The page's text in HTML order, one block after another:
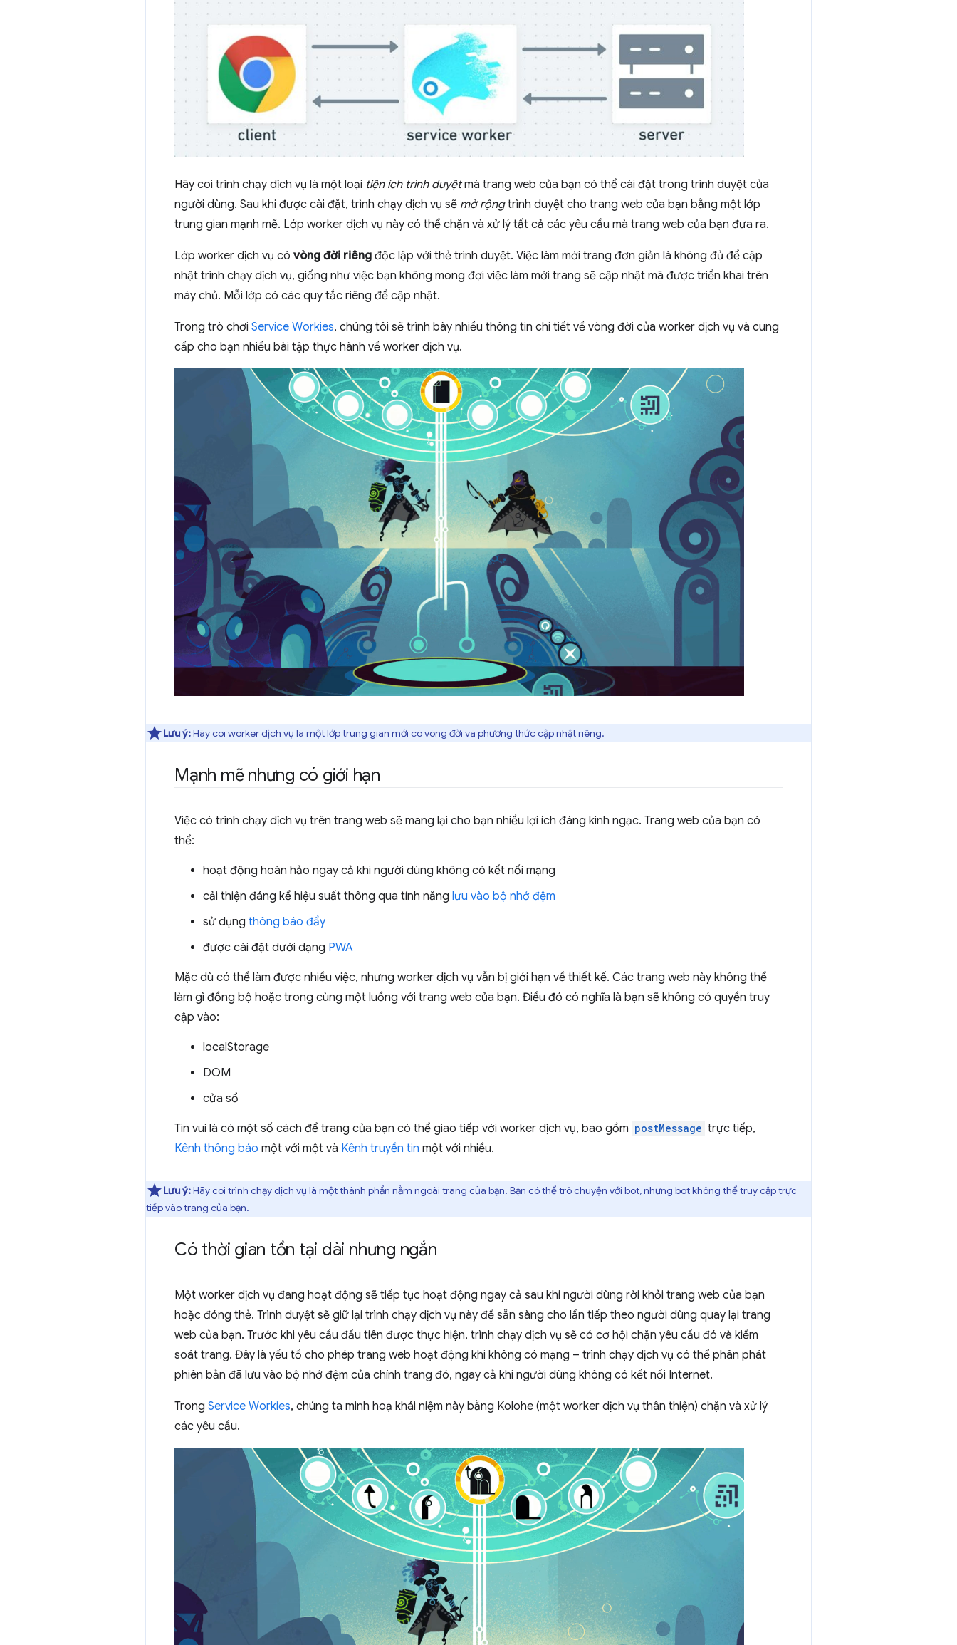
Hãy coi trình chạy dịch vụ là một loại tiện ích trình duyệtmà trang web của bạn có thể cài đặt trong trình duyệt của
người dùng. Sau khi được cài đặt, trình chạy dịch vụ sẽ mở rộngtrình duyệt cho trang web của bạn bằng một lớp
trung gian mạnh mẽ. Lớp worker dịch vụ này có thể chặn và xử lý tất cả các yêu cầu mà trang web của bạn đưa ra.
Lớp worker dịch vụ có vòng đời riêng độc lập với thẻ trình duyệt. Việc làm mới trang đơn giản là không đủ để cập
nhật trình chạy dịch vụ, giống như việc bạn không mong đợi việc làm mới trang sẽ cập nhật mã được triển khai trên
máy chủ. Mỗi lớp có các quy tắc riêng để cập nhật.
Trong trò chơi Service Workies, chúng tôi sẽ trình bày nhiều thông tin chi tiết về vòng đời của worker dịch vụ và cung
cấp cho bạn nhiều bài tập thực hành về worker dịch vụ.
Lưu ý:Hãy coi worker dịch vụ là một lớp trung gian mới có vòng đời và phương thức cập nhật riêng.
Mạnh mẽ nhưng có giới hạn
Việc có trình chạy dịch vụ trên trang web sẽ mang lại cho bạn nhiều lợi ích đáng kinh ngạc. Trang web của bạn có
thể:
hoạt động hoàn hảo ngay cả khi người dùng không có kết nối mạng
cải thiện đáng kể hiệu suất thông qua tính năng lưu vào bộ nhớ đệm
sử dụng thông báo đẩy
được cài đặt dưới dạng PWA
Mặc dù có thể làm được nhiều việc, nhưng worker dịch vụ vẫn bị giới hạn về thiết kế. Các trang web này không thể
làm gì đồng bộ hoặc trong cùng một luồng với trang web của bạn. Điều đó có nghĩa là bạn sẽ không có quyền truy
cập vào:
localStorage
DOM
cửa sổ
Tin vui là có một số cách để trang của bạn có thể giao tiếp với worker dịch vụ, bao gồm postMessage trực tiếp,
Kênh thông báo một với một và Kênh truyền tin một với nhiều.
Lưu ý:Hãy coi trình chạy dịch vụ là một thành phần nằm ngoài trang của bạn. Bạn có thể trò chuyện với bot, nhưng bot không thể truy cập trực
tiếp vào trang của bạn.
Có thời gian tồn tại dài nhưng ngắn
Một worker dịch vụ đang hoạt động sẽ tiếp tục hoạt động ngay cả sau khi người dùng rời khỏi trang web của bạn
hoặc đóng thẻ. Trình duyệt sẽ giữ lại trình chạy dịch vụ này để sẵn sàng cho lần tiếp theo người dùng quay lại trang
web của bạn. Trước khi yêu cầu đầu tiên được thực hiện, trình chạy dịch vụ sẽ có cơ hội chặn yêu cầu đó và kiểm
soát trang. Đây là yếu tố cho phép trang web hoạt động khi không có mạng – trình chạy dịch vụ có thể phân phát
phiên bản đã lưu vào bộ nhớ đệm của chính trang đó, ngay cả khi người dùng không có kết nối Internet.
Trong Service Workies, chúng ta minh hoạ khái niệm này bằng Kolohe (một worker dịch vụ thân thiện) chặn và xử lý
các yêu cầu.